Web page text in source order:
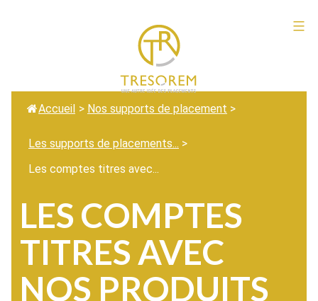
Accueil > Nos supports de placement >
Les supports de placements... >
Les comptes titres avec...
LES COMPTES
TITRES AVEC
NOS PRODUITS